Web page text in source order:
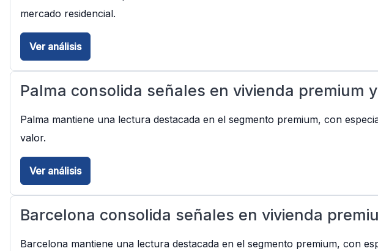
mercado residencial.
Ver análisis
Palma consolida señales en vivienda premium
Palma mantiene una lectura destacada en el segmento premium, con
valor.
Ver análisis
Barcelona consolida señales en vivienda
Barcelona mantiene una lectura destacada en el segmento premium, con